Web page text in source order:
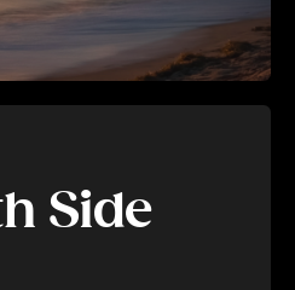
Side